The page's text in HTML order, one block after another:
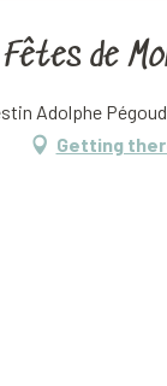
Fêtes de
Adolphe
Getting